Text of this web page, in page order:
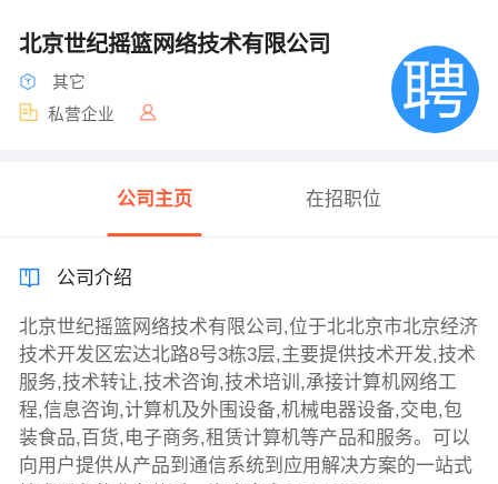
北京世纪摇篮网络技术有限公司
其它
私营企业
公司主页 在招职位
公司介绍
北京世纪摇篮网络技术有限公司,位于北北京市北京经济
技术开发区宏达北路8号3栋3层,主要提供技术开发,技术
服务,技术转让,技术咨询,技术培训,承接计算机网络工
程,信息咨询,计算机及外围设备,机械电器设备,交电,包
装食品,百货,电子商务,租赁计算机等产品和服务。可以
向用户提供从产品到通信系统到应用解决方案的一站式